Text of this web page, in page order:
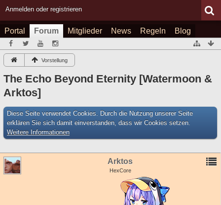
Anmelden oder registrieren
Portal Forum Mitglieder News Regeln Blog
Vorstellung
The Echo Beyond Eternity [Watermoon &
Arktos]
Diese Seite verwendet Cookies. Durch die Nutzung unserer Seite
erklären Sie sich damit einverstanden, dass wir Cookies setzen.
Weitere Informationen
Arktos
HexCore